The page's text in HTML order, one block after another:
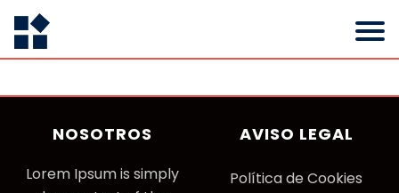
NOSOTROS
Lorem Ipsum is simply
AVISO LEGAL
Política de Cookies